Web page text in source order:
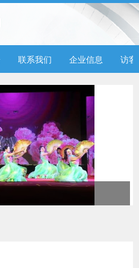
联系我们 企业信息 访客